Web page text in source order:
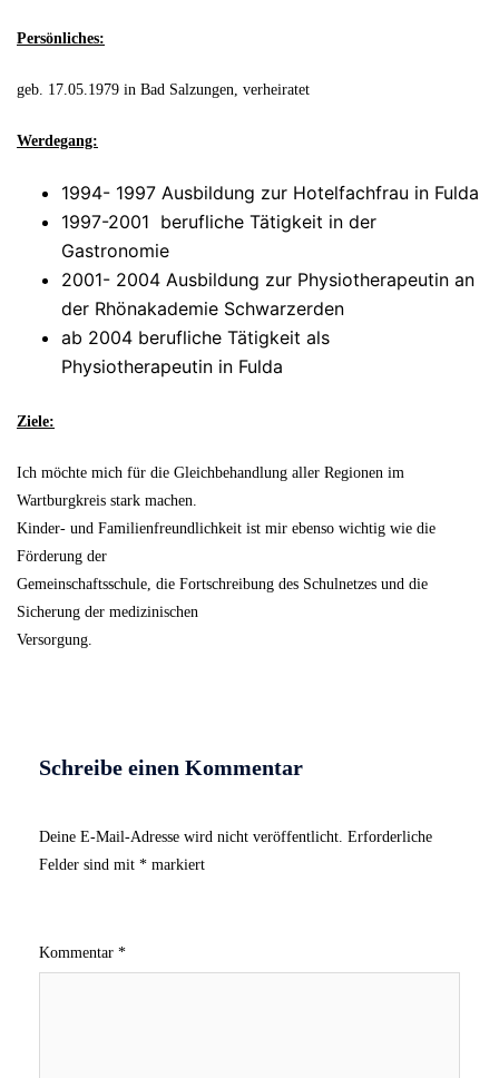
Persönliches:
geb. 17.05.1979 in Bad Salzungen, verheiratet
Werdegang:
1994- 1997 Ausbildung zur Hotelfachfrau in Fulda
1997-2001 berufliche Tätigkeit in der
Gastronomie
2001- 2004 Ausbildung zur Physiotherapeutin an
der Rhönakademie Schwarzerden
ab 2004 berufliche Tätigkeit als
Physiotherapeutin in Fulda
Ziele:
Ich möchte mich für die Gleichbehandlung aller Regionen im
Wartburgkreis stark machen.
Kinder- und Familienfreundlichkeit ist mir ebenso wichtig wie die
Förderung der
Gemeinschaftsschule, die Fortschreibung des Schulnetzes und die
Sicherung der medizinischen
Versorgung.
Schreibe einen Kommentar
Deine E-Mail-Adresse wird nicht veröffentlicht. Erforderliche
Felder sind mit * markiert
Kommentar *